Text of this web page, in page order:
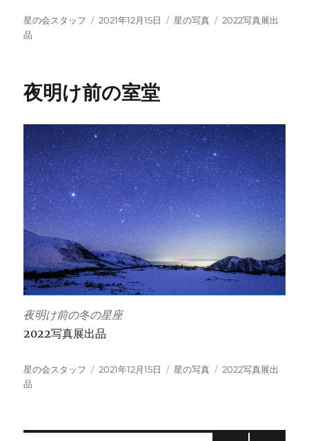
投
稿
星の会スタッフ
投
2021年12月15日
カ
星の写真
タ
2022写真展出
品
夜明け前の室堂
夜明け前の冬の星座
2022写真展出品
投
稿
星の会スタッフ
投
2021年12月15日
カ
星の写真
タ
2022写真展出
品